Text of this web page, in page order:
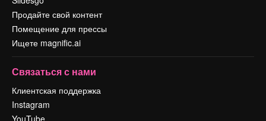
Продайте свой контент
Помещение для прессы
Ищете magnific.ai
Связаться с нами
Клиентская поддержка
Instagram